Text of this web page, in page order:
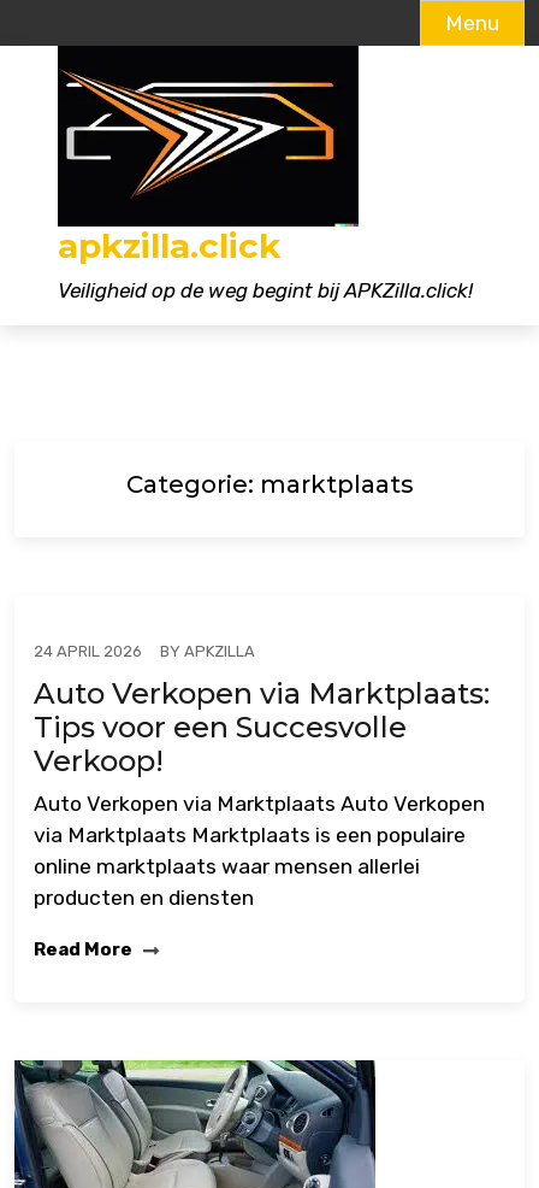
Menu
apkzilla.click
Veiligheid op de weg begint bij APKZilla.click!
Categorie: marktplaats
24 APRIL 2026 BY APKZILLA
Auto Verkopen via Marktplaats:
Tips voor een Succesvolle
Verkoop!
Auto Verkopen via Marktplaats Auto Verkopen
via Marktplaats Marktplaats is een populaire
online marktplaats waar mensen allerlei
producten en diensten
Read More